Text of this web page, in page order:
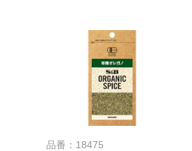
品番：18475